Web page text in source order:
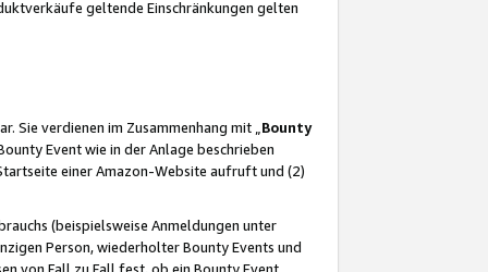
geltende Einschränkungen gelten
Sie verdienen im Zusammenhang mit „ Bounty
Event wie in der Anlage beschrieben
einer Amazon-Website aufruft und (2)
(beispielsweise Anmeldungen unter
Person, wiederholter Bounty Events und
von Fall zu Fall fest, ob ein Bounty Event